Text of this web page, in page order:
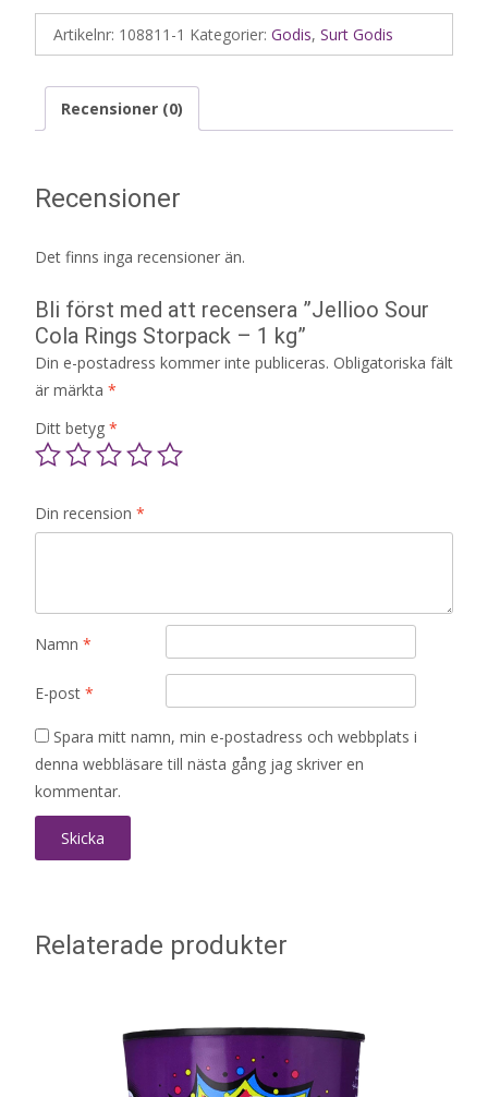
Artikelnr: 108811-1 Kategorier: Godis, Surt Godis
Recensioner (0)
Recensioner
Det finns inga recensioner än.
Bli först med att recensera ”Jellioo Sour
Cola Rings Storpack – 1 kg”
Din e-postadress kommer inte publiceras. Obligatoriska fält
är märkta *
Ditt betyg *
Din recension *
Namn *
E-post *
Spara mitt namn, min e-postadress och webbplats i
denna webbläsare till nästa gång jag skriver en
kommentar.
Relaterade produkter